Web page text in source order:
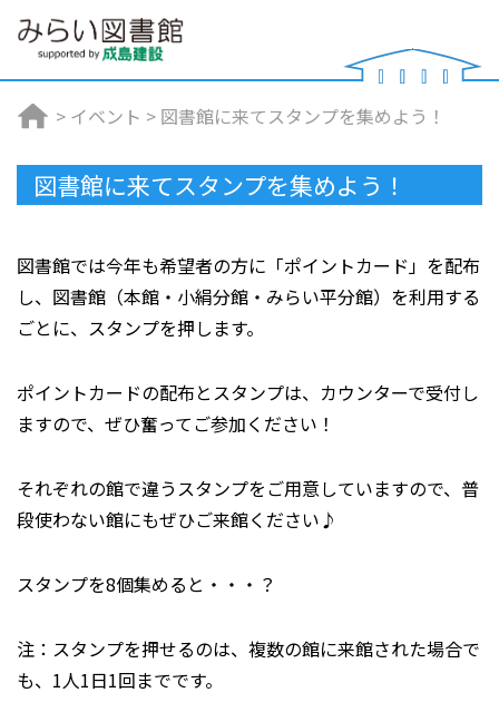
> イベント > 図書館に来てスタンプを集めよう！
図書館に来てスタンプを集めよう！
図書館では今年も希望者の方に「ポイントカード」を配布
し、図書館（本館・小絹分館・みらい平分館）を利用する
ごとに、スタンプを押します。
ポイントカードの配布とスタンプは、カウンターで受付し
ますので、ぜひ奮ってご参加ください！
それぞれの館で違うスタンプをご用意していますので、普
段使わない館にもぜひご来館ください♪
スタンプを8個集めると・・・？
注：スタンプを押せるのは、複数の館に来館された場合で
も、1人1日1回までです。